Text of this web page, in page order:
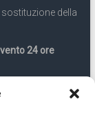
della
24 ore